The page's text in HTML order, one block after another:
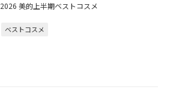
2026 美的上半期ベストコスメ
ベストコスメ